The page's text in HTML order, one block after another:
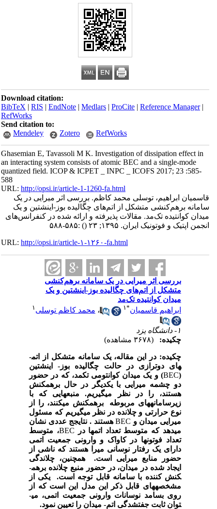
Download citation:
BibTeX|RIS|EndNote|Medlars|ProCite|Reference Manager
RefWorks
Send citation to:
Mendeley
Zotero RefWorks
Ghasemian E, Tavassoli M K. Investigation of dissipation effect in
an interacting system consists of atomic BEC and a single-mode
quantized field. ICOP & ICPET _ INPC _ ICOFS 2017; 23 :585-
588
URL:http://opsi.ir/article-1-1260-fa.html
قاسمیان ابراهیم، توسلی محمد کاظم. بررسی اثر میرایی در یک
سامانه برهم‌کنشی متشکل از اتم‌های چگالیده بوز-اینشتین و یک
میدان کوانتیده تک‌مد. مقالات پذیرفته و ارائه شده در کنفرانس‌های
انجمن اپتیک و فوتونیک ایران. ۱۳۹۵; ۲۳
() :۵۸۵-۵۸۸
URL:http://opsi.ir/article-۱-۱۲۶۰-fa.html
بررسی اثر میرایی در یک سامانه برهم‌کنشی
متشکل از اتم‌های چگالیده بوز-اینشتین و یک
میدان کوانتیده تک‌مد
ابراهیم قاسمیان *۱ ،محمد کاظم توسلی
چکیده:
چکیده: در این مقاله، یک سامانه متشکل از اتم­
های دوترازی در حالت چگالیده بوز- اینشتین
BEC) و یک میدان کوانتومی تک­مد، که در حضور
دو چشمه میرایی با یکدیگر در حال برهم­کنش
هستند، را در نظر می­گیریم. منبع­­هایی که با
زیرسامانه­های مربوطه برهم­کنش می­کنند، را از
نوع حرارتی و چلانده در نظر می­گیریم که مسئول
میرایی میدان وBECهستند . نتایجج عددی نشان
می­دهد که متوسط تعداد اتم­ها در BEC، متوسط
تعداد فوتون­ها در کاواک و وارونی جمعیت اتمی
دارای یک رفتار نوسانی میرا هستند که ناشی از
حضور منابع میرایی است. هم­چنین، چلاندگی
ایجاد شده در میدان، در حضور منبع چلانده برهم­
کنش کننده با سامانه قابل توجه است. یکی از
مشخصه­های قابل ذکر این مدل این است که از
روی بسامد نوسانات وارونی جمعیت اتمی، می­
توان ثابت جفت­شدگی اتم- میدان را تعیین نمود.